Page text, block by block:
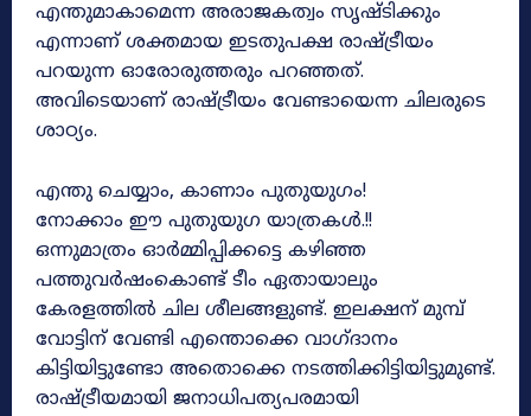
എന്തുമാകാമെന്ന അരാജകത്വം സൃഷ്‌ടിക്കും
എന്നാണ് ശക്തമായ ഇടതുപക്ഷ രാഷ്‌ട്രീയം
പറയുന്ന ഓരോരുത്തരും പറഞ്ഞത്.
അവിടെയാണ് രാഷ്‌ട്രീയം വേണ്ടായെന്ന ചിലരുടെ
ശാഠ്യം.
എന്തു ചെയ്യാം, കാണാം പുതുയുഗം!
നോക്കാം ഈ പുതുയുഗ യാത്രകൾ.!!
ഒന്നുമാത്രം ഓർമ്മിപ്പിക്കട്ടെ കഴിഞ്ഞ
പത്തുവർഷംകൊണ്ട് ടീം ഏതായാലും
കേരളത്തിൽ ചില ശീലങ്ങളുണ്ട്. ഇലക്ഷന് മുമ്പ്
വോട്ടിന് വേണ്ടി എന്തൊക്കെ വാഗ്ദാനം
കിട്ടിയിട്ടുണ്ടോ അതൊക്കെ നടത്തിക്കിട്ടിയിട്ടുമുണ്ട്.
രാഷ്ട്രീയമായി ജനാധിപത്യപരമായി